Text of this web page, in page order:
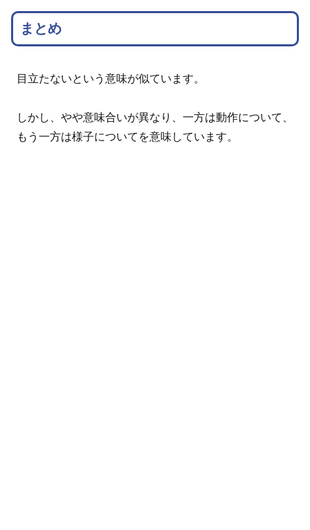
まとめ
目立たないという意味が似ています。
しかし、やや意味合いが異なり、一方は動作について、
もう一方は様子についてを意味しています。